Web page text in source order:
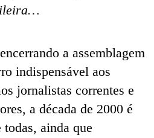
a assemblagem
indispensável aos
jornalistas correntes e
a década de 2000 é
ainda que